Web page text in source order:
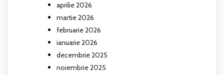
aprilie 2026
martie 2026
februarie 2026
ianuarie 2026
decembrie 2025
noiembrie 2025